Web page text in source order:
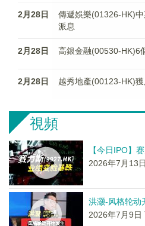
2月28日
傳遞娛樂(01326-HK)
派息
2月28日 高銀金融(00530-HK)6
2月28日 越秀地產(00123-HK)
視頻
【今日IPO】
2026年7月13
洪灏-风格轮动
2026年7月9日